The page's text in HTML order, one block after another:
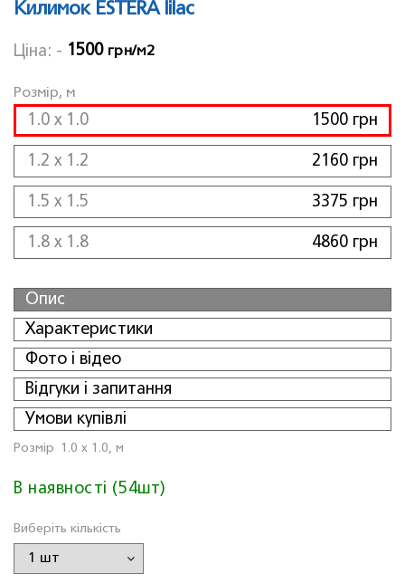
Килимок ESTERA lilac
Ціна: - 1500 грн/м2
Розмір, м
1.0 x 1.0 1500 грн
1.2 x 1.2 2160 грн
1.5 x 1.5 3375 грн
1.8 x 1.8 4860 грн
Опис
Характеристики
Фото і відео
Відгуки і запитання
Умови купівлі
Розмiр 1.0 x 1.0, м
В наявності (54шт)
Виберіть кількість